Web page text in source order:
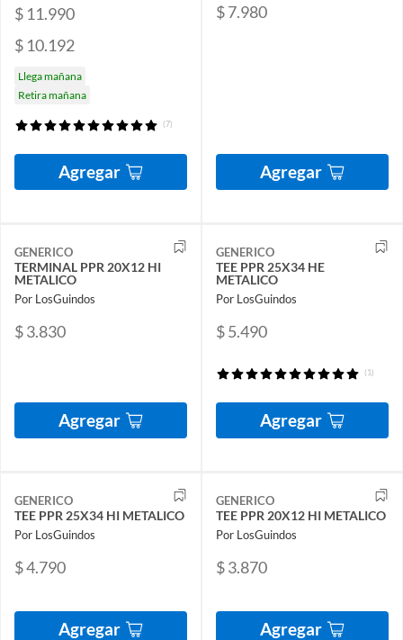
$ 11.990
$ 10.192
Llega mañana
Retira mañana
(7)
Agregar
$ 7.980
Agregar
GENERICO
TERMINAL PPR 20X12 HI
METALICO
Por LosGuindos
$ 3.830
Agregar
GENERICO
TEE PPR 25X34 HE
METALICO
Por LosGuindos
$ 5.490
(1)
Agregar
GENERICO
TEE PPR 25X34 HI METALICO
Por LosGuindos
$ 4.790
Agregar
GENERICO
TEE PPR 20X12 HI METALICO
Por LosGuindos
$ 3.870
Agregar